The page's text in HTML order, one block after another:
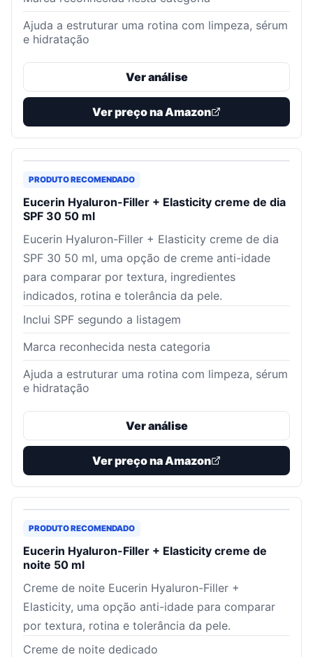
Ajuda a estruturar uma rotina com limpeza, sérum
e hidratação
Ver análise
Ver preço na Amazon
PRODUTO RECOMENDADO
Eucerin Hyaluron-Filler + Elasticity creme de dia
SPF 30 50 ml
Eucerin Hyaluron-Filler + Elasticity creme de dia
SPF 30 50 ml, uma opção de creme anti-idade
para comparar por textura, ingredientes
indicados, rotina e tolerância da pele.
Inclui SPF segundo a listagem
Marca reconhecida nesta categoria
Ajuda a estruturar uma rotina com limpeza, sérum
e hidratação
Ver análise
Ver preço na Amazon
PRODUTO RECOMENDADO
Eucerin Hyaluron-Filler + Elasticity creme de
noite 50 ml
Creme de noite Eucerin Hyaluron-Filler +
Elasticity, uma opção anti-idade para comparar
por textura, rotina e tolerância da pele.
Creme de noite dedicado